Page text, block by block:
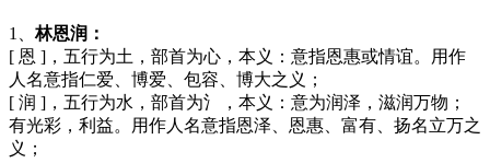
1、林恩润：
[ 恩 ]，五行为土，部首为心，本义：意指恩惠或情谊。用作
人名意指仁爱、博爱、包容、博大之义；
[ 润 ]，五行为水，部首为氵，本义：意为润泽，滋润万物；
有光彩，利益。用作人名意指恩泽、恩惠、富有、扬名立万之
义；